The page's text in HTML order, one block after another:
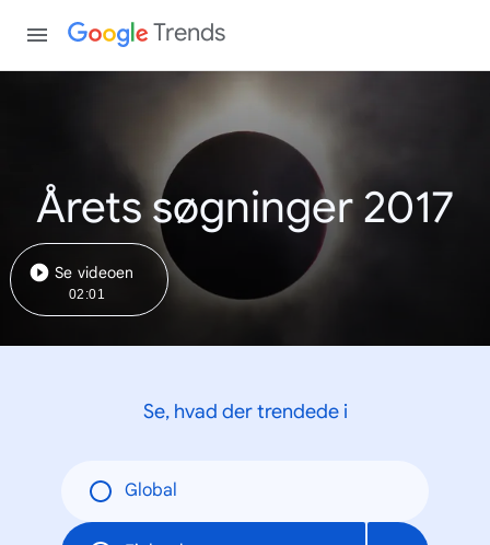
Trends
Årets søgninger 2017
Se videoen
02:01
Se, hvad der trendede i
Global